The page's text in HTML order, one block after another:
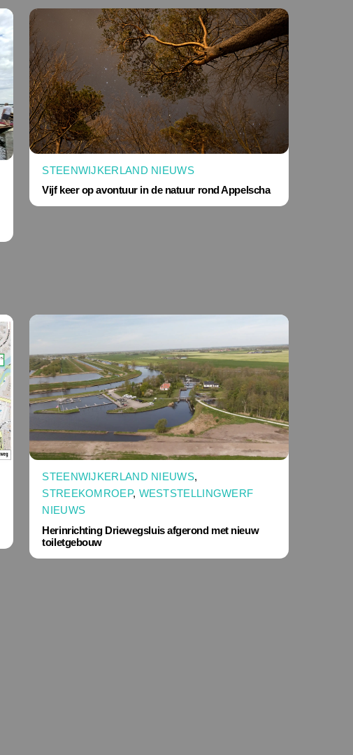
STEENWIJKERLAND NIEUWS
Vijf keer op avontuur in de natuur rond Appelscha
STEENWIJKERLAND NIEUWS,
STREEKOMROEP, WESTSTELLINGWERF
NIEUWS
Herinrichting Driewegsluis afgerond met nieuw
toiletgebouw